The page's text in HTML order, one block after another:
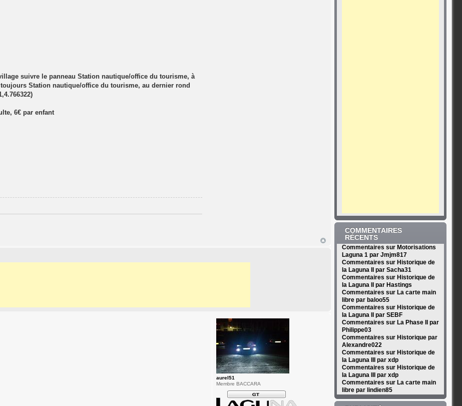
suivre le panneau Station nautique/office du tourisme, à
Station nautique/office du tourisme, au dernier rond
6€ par enfant
aurel51
Membre BACCARA
COMMENTAIRES
RÉCENTS
Commentaires sur Motorisations
Laguna 1 par Jmjm817
Commentaires sur Historique de
la Laguna II par Sacha31
Commentaires sur Historique de
la Laguna II par Hastings
Commentaires sur La carte main
libre par baloo55
Commentaires sur Historique de
la Laguna II par SEBF
Commentaires sur La Phase II par
Philippe03
Commentaires sur Historique par
Alexandre022
Commentaires sur Historique de
la Laguna III par xdp
Commentaires sur Historique de
la Laguna III par xdp
Commentaires sur La carte main
libre par lindien85